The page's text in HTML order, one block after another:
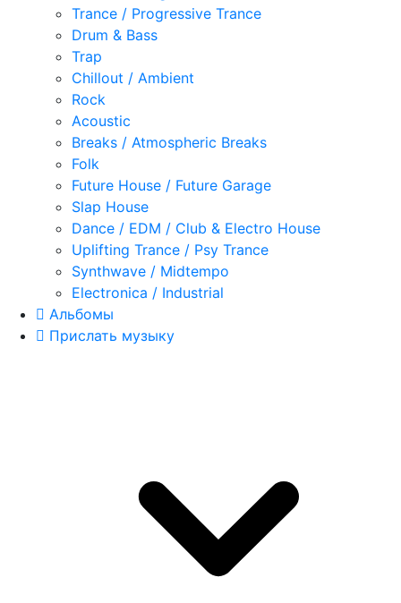
Trance / Progressive Trance
Drum & Bass
Trap
Chillout / Ambient
Rock
Acoustic
Breaks / Atmospheric Breaks
Folk
Future House / Future Garage
Slap House
Dance / EDM / Club & Electro House
Uplifting Trance / Psy Trance
Synthwave / Midtempo
Electronica / Industrial
Альбомы
Прислать музыку